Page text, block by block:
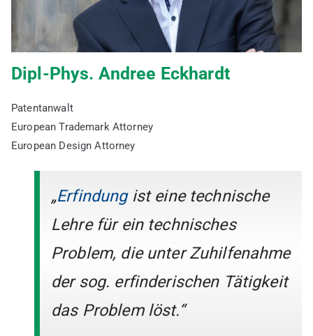
Dipl-Phys. Andree Eckhardt
Patentanwalt
European Trademark Attorney
European Design Attorney
„Erfindung ist eine technische
Lehre für ein technisches
Problem, die unter Zuhilfenahme
der sog. erfinderischen Tätigkeit
das Problem löst.“